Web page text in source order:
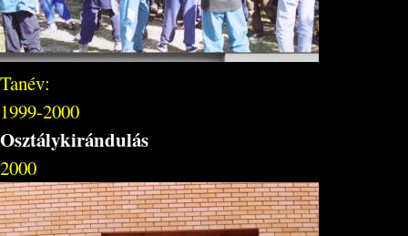
Tanév:
1999-2000
Osztálykirándulás
2000